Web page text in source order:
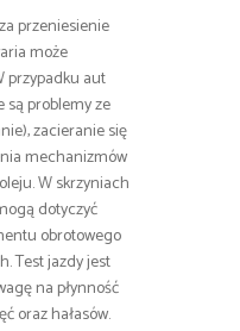
przeniesienie
może
przypadku aut
są problemy ze
zacieranie się
mechanizmów
W skrzyniach
dotyczyć
obrotowego
Test jazdy jest
na płynność
oraz hałasów.